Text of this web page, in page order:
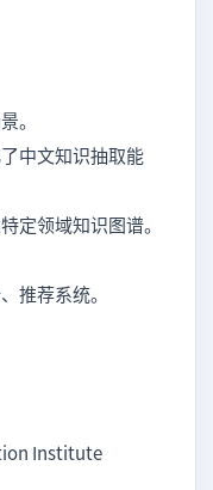
。
中文知识抽取能
定领域知识图谱。
推荐系统。
Institute